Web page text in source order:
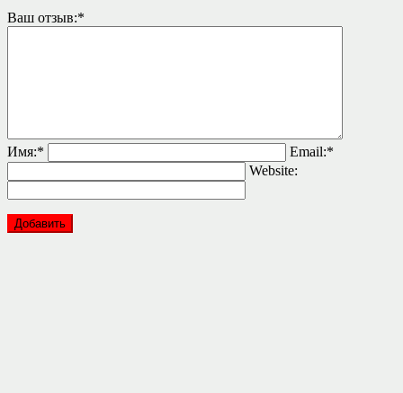
Ваш отзыв:*
Имя:* Email:*
Website: